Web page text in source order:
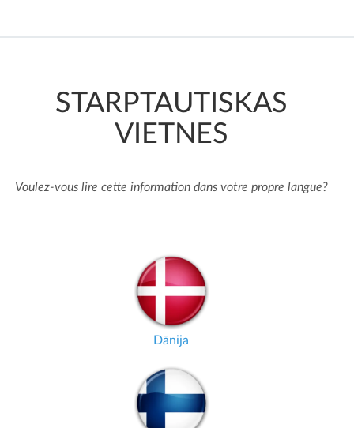
STARPTAUTISKAS
VIETNES
Voulez-vous lire cette information dans votre propre langue?
Dānija